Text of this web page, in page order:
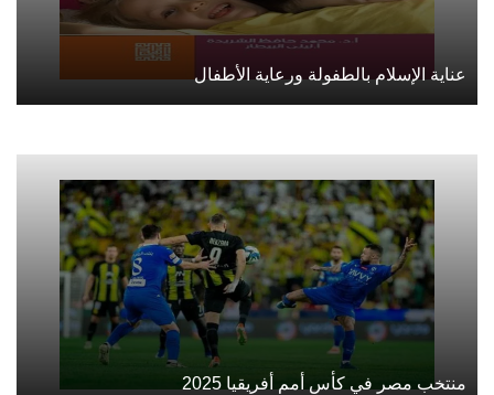
عناية الإسلام بالطفولة ورعاية الأطفال
منتخب مصر في كأس أمم أفريقيا 2025